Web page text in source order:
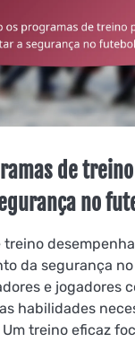
de
no
treino
da segurança no
e jogadores
habilidades
treino eficaz